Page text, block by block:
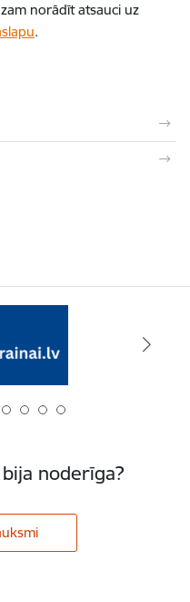
norādīt atsauci uz
.
noderīga?